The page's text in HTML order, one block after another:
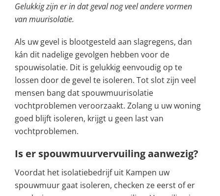
Gelukkig zijn er in dat geval nog veel andere vormen
van muurisolatie.
Als uw gevel is blootgesteld aan slagregens, dan
kán dit nadelige gevolgen hebben voor de
spouwisolatie. Dit is gelukkig eenvoudig op te
lossen door de gevel te isoleren. Tot slot zijn veel
mensen bang dat spouwmuurisolatie
vochtproblemen veroorzaakt. Zolang u uw woning
goed blijft isoleren, krijgt u geen last van
vochtproblemen.
Is er spouwmuurvervuiling aanwezig?
Voordat het isolatiebedrijf uit Kampen uw
spouwmuur gaat isoleren, checken ze eerst of er